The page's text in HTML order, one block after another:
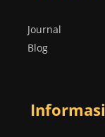
Journal
Blog
Informasi